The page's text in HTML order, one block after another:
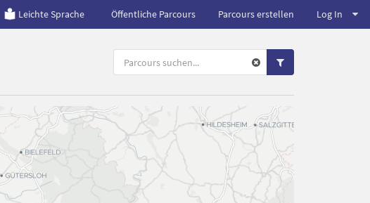
Leichte Sprache Öffentliche Parcours Parcours erstellen Log In